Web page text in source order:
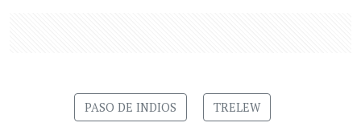
PASO DE INDIOS TRELEW